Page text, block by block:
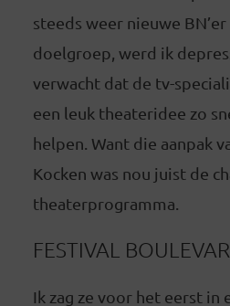
steeds weer nieuwe
doelgroep, werd ik
verwacht dat de tv-
een leuk theateridee zo
helpen. Want die aanpak
Kocken was nou juist de
theaterprogramma.
FESTIVAL
Ik zag ze voor het eerst in